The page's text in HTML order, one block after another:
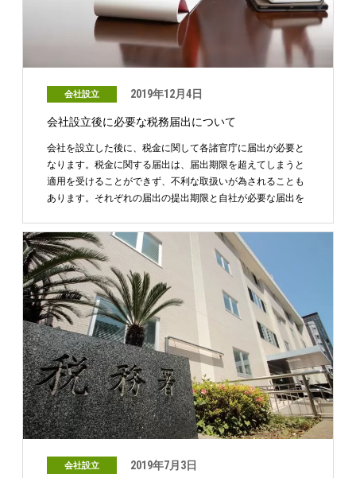
会社設立 2019年12月4日
会社設立後に必要な税務届出について
会社を設立した後に、税金に関して各諸官庁に届出が必要と
なります。税金に関する届出は、届出期限を超えてしまうと
適用を受けることができず、不利な取扱いが為されることも
あります。それぞれの届出の提出期限と自社が必要な届出を
会社設立 2019年7月3日